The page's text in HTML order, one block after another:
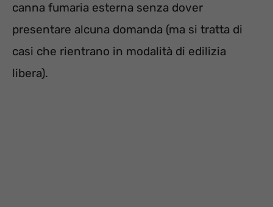
canna fumaria esterna senza dover
presentare alcuna domanda (ma si tratta di
casi che rientrano in modalità di edilizia
libera).